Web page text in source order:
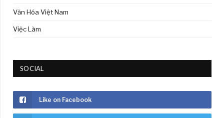
Văn Hóa Việt Nam
Việc Làm
SOCIAL
Like on Facebook